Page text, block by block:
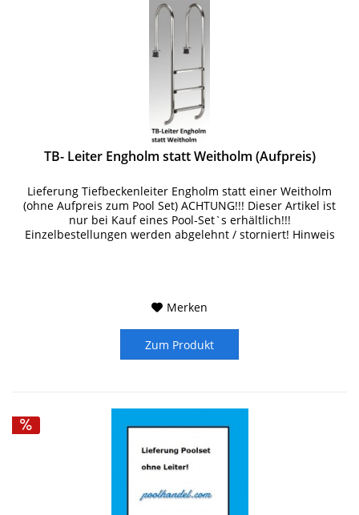
TB- Leiter Engholm statt Weitholm (Aufpreis)
Lieferung Tiefbeckenleiter Engholm statt einer Weitholm
(ohne Aufpreis zum Pool Set) ACHTUNG!!! Dieser Artikel ist
nur bei Kauf eines Pool-Set`s erhältlich!!!
Einzelbestellungen werden abgelehnt / storniert! Hinweis
Merken
Zum Produkt